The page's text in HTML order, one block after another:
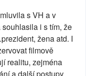
s VH a v
i s tím, že
žena atd. I
filmově
realitu, zejména